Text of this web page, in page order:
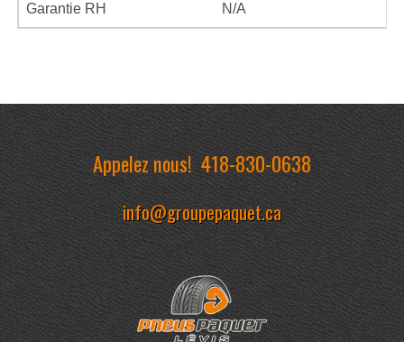
Garantie RH N/A
Appelez nous!418-830-0638
info@groupepaquet.ca